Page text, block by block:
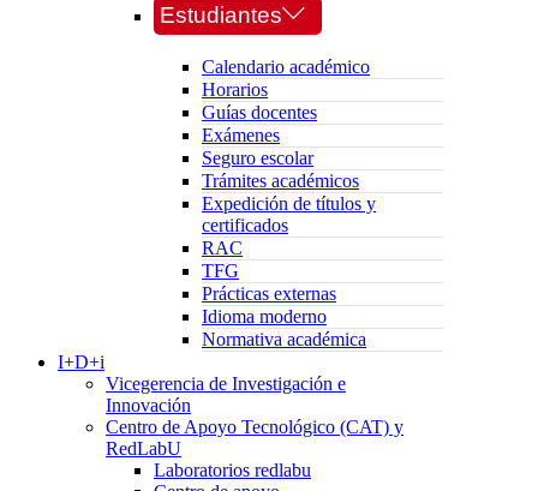
Estudiantes
Calendario académico
Horarios
Guías docentes
Exámenes
Seguro escolar
Trámites académicos
Expedición de títulos y
certificados
RAC
TFG
Prácticas externas
Idioma moderno
Normativa académica
I+D+i
Vicegerencia de Investigación e
Innovación
Centro de Apoyo Tecnológico (CAT) y
RedLabU
Laboratorios redlabu